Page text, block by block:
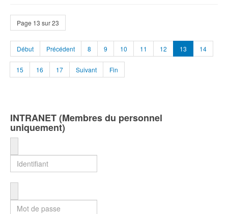
Page 13 sur 23
Début Précédent 8 9 10 11 12 13 14
15 16 17 Suivant Fin
INTRANET (Membres du personnel
uniquement)